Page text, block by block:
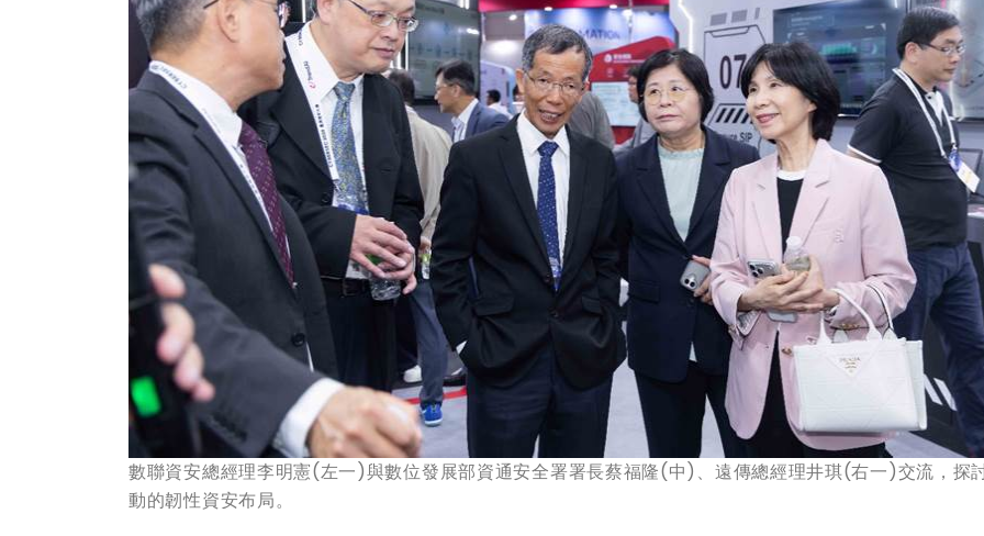
數聯資安總經理李明憲(左一)與數位發展部資通安全署署長蔡福隆(中)、遠傳總經理井琪(右一)交流，探
動的韌性資安布局。